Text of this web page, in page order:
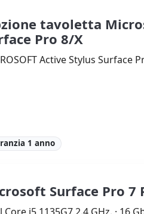
tavoletta
Pro 8/X
Active Stylus Surface
1 anno
Surface Pro 7